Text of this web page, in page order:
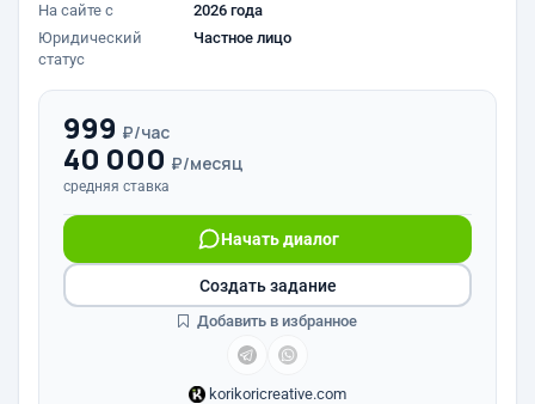
На сайте с
2026 года
Юридический
статус
Частное лицо
999 ₽/час
40 000 ₽/месяц
средняя ставка
Начать диалог
korikoricreative.com
Создать задание
Добавить в избранное